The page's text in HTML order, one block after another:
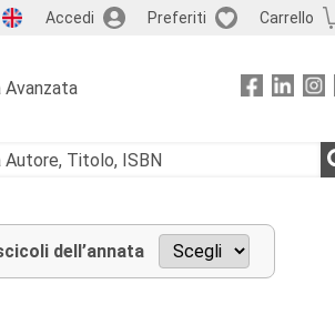
Accedi Preferiti Carrello
Avanzata
dell’annata